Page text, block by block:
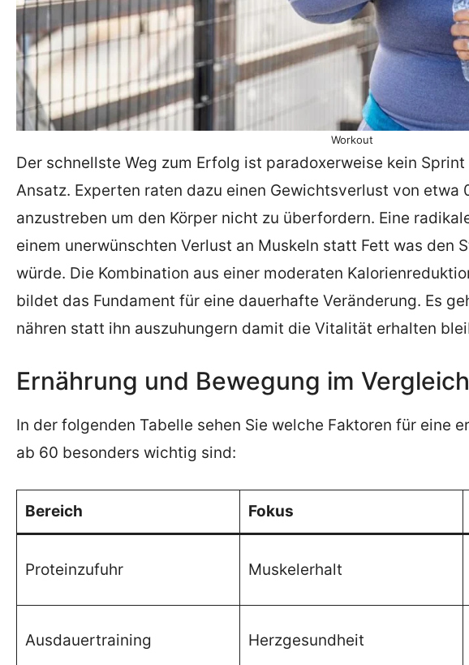
Workout
Der schnellste Weg zum Erfolg ist paradoxerweise kein
Ansatz. Experten raten dazu einen Gewichtsverlust von etwa
anzustreben um den Körper nicht zu überfordern. Eine
einem unerwünschten Verlust an Muskeln statt Fett was den
würde. Die Kombination aus einer moderaten
bildet das Fundament für eine dauerhafte Veränderung. Es
nähren statt ihn auszuhungern damit die Vitalität erhalten
Ernährung und Bewegung im Vergleich
In der folgenden Tabelle sehen Sie welche Faktoren für eine
ab 60 besonders wichtig sind:
Bereich Fokus
Proteinzufuhr Muskelerhalt
Ausdauertraining Herzgesundheit